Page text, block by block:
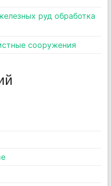
руд обработка
сооружения